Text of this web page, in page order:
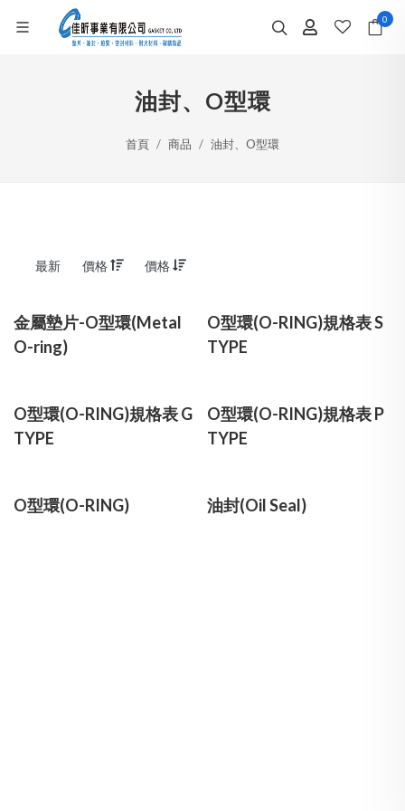
0
油封、O型環
首頁 商品 油封、O型環
最新 價格 價格
金屬墊片-O型環(Metal
O-ring)
O型環(O-RING)規格表 S
TYPE
O型環(O-RING)規格表 G
TYPE
O型環(O-RING)規格表 P
TYPE
O型環(O-RING) 油封(Oil Seal)